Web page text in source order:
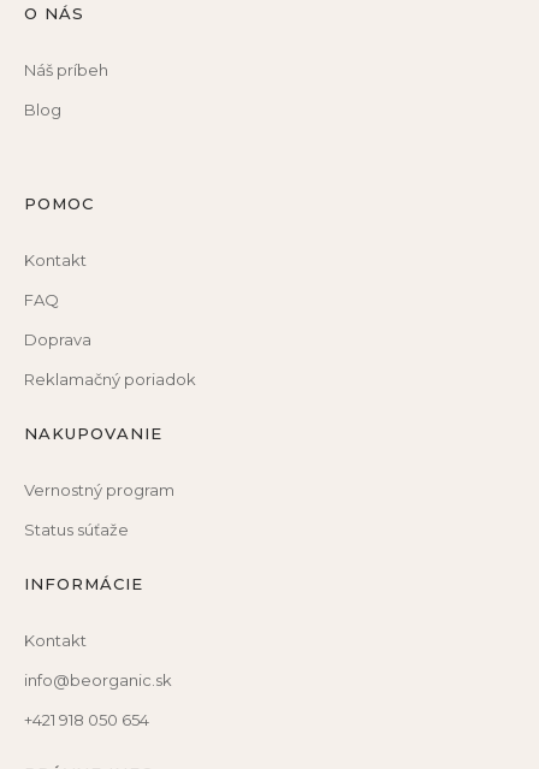
O NÁS
Náš príbeh
Blog
POMOC
Kontakt
FAQ
Doprava
Reklamačný poriadok
NAKUPOVANIE
Vernostný program
Status súťaže
INFORMÁCIE
Kontakt
info@beorganic.sk
+421 918 050 654